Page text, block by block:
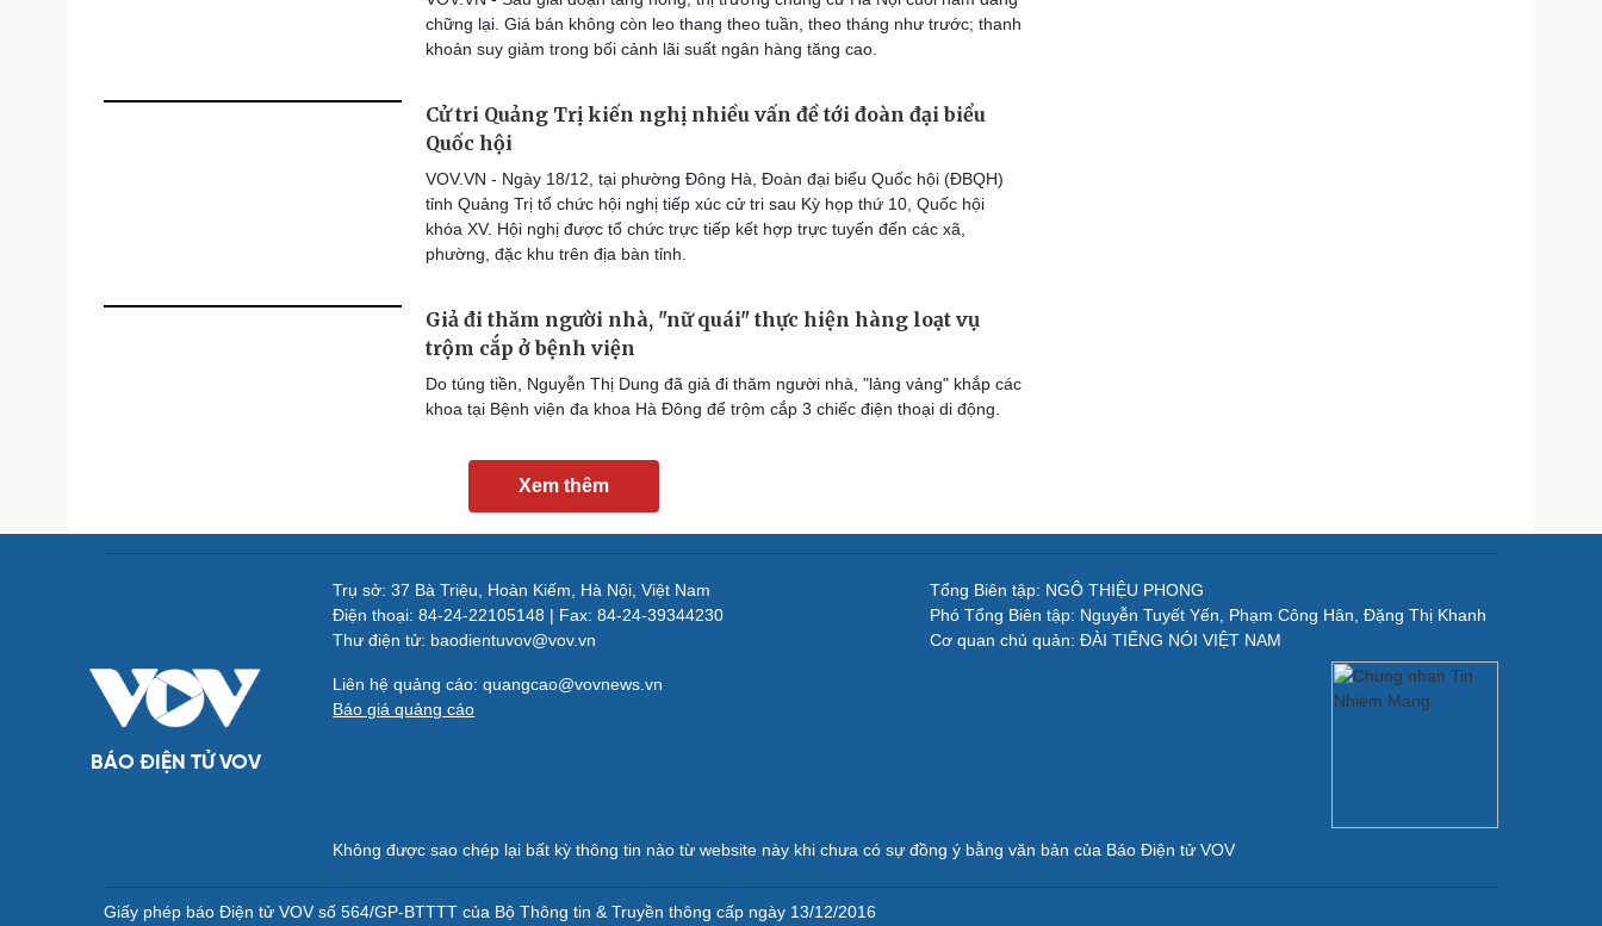
chững lại. Giá bán không còn leo thang theo tuần, theo tháng như trước; thanh
khoản suy giảm trong bối cảnh lãi suất ngân hàng tăng cao.
Cử tri Quảng Trị kiến nghị nhiều vấn đề tới đoàn đại biểu
Quốc hội
VOV.VN - Ngày 18/12, tại phường Đông Hà, Đoàn đại biểu Quốc hội (ĐBQH)
tỉnh Quảng Trị tổ chức hội nghị tiếp xúc cử tri sau Kỳ họp thứ 10, Quốc hội
khóa XV. Hội nghị được tổ chức trực tiếp kết hợp trực tuyến đến các xã,
phường, đặc khu trên địa bàn tỉnh.
Giả đi thăm người nhà, "nữ quái" thực hiện hàng loạt vụ
trộm cắp ở bệnh viện
Do túng tiền, Nguyễn Thị Dung đã giả đi thăm người nhà, "lảng vảng" khắp các
khoa tại Bệnh viện đa khoa Hà Đông để trộm cắp 3 chiếc điện thoại di động.
Xem thêm
BÁO ĐIỆN TỬ VOV
Trụ sở: 37 Bà Triệu, Hoàn Kiếm, Hà Nội, Việt Nam
Điện thoại: 84-24-22105148 | Fax: 84-24-39344230
Thư điện tử: baodientuvov@vov.vn
Liên hệ quảng cáo: quangcao@vovnews.vn
Báo giá quảng cáo
Tổng Biên tập: NGÔ THIỆU PHONG
Phó Tổng Biên tập: Nguyễn Tuyết Yến, Phạm Công Hân, Đặng Thị Khanh
Cơ quan chủ quản: ĐÀI TIẾNG NÓI VIỆT NAM
Không được sao chép lại bất kỳ thông tin nào từ website này khi chưa có sự đồng ý bằng văn bản của Báo Điện tử VOV
Giấy phép báo Điện tử VOV số 564/GP-BTTTT của Bộ Thông tin & Truyền thông cấp ngày 13/12/2016